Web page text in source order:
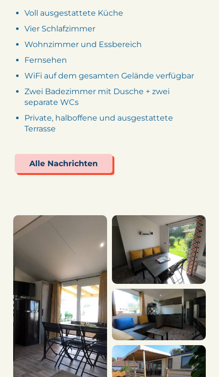
Voll ausgestattete Küche
Vier Schlafzimmer
Wohnzimmer und Essbereich
Fernsehen
WiFi auf dem gesamten Gelände verfügbar
Zwei Badezimmer mit Dusche + zwei
separate WCs
Private, halboffene und ausgestattete
Terrasse
Alle Nachrichten